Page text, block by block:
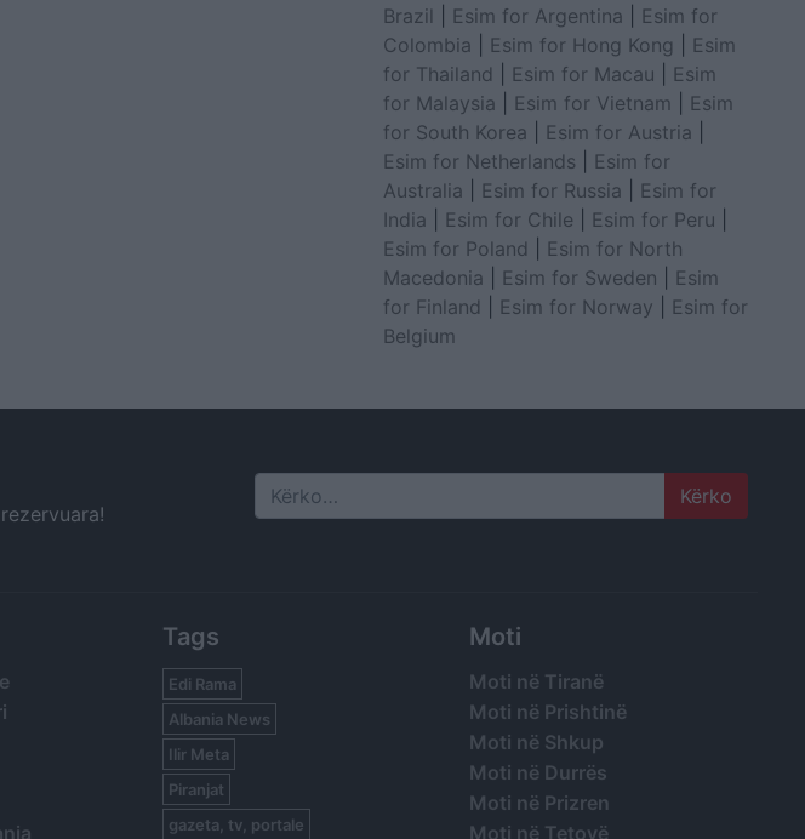
Brazil
Esim for Argentina
Esim for
Colombia
Esim for Hong Kong
Esim
for Thailand
Esim for Macau
Esim
for Malaysia
Esim for Vietnam
Esim
for South Korea
Esim for Austria
Esim for Netherlands
Esim for
Australia
Esim for Russia
Esim for
India
Esim for Chile Esim for Peru
Esim for Poland
Esim for North
Macedonia
Esim for Sweden
Esim
for Finland
Esim for Norway
Esim for
Belgium
Search
Tags
Edi Rama
Albania News
Ilir Meta
Piranjat
gazeta, tv, portale
Moti
Moti në Tiranë
Moti në Prishtinë
Moti në Shkup
Moti në Durrës
Moti në Prizren
Moti në Tetovë